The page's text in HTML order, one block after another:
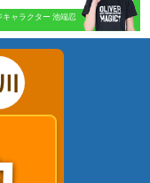
ャラクター 池端忍